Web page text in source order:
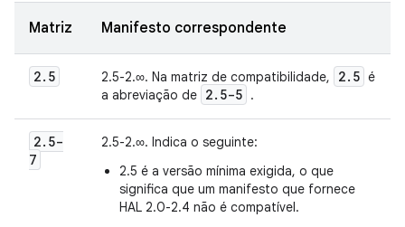
Matriz Manifesto correspondente
2. 5 2.5-2.∞. Na matriz de compatibilidade, 2. 5 é
a abreviação de 2. 5-5 .
2. 5-
7
2.5-2.∞. Indica o seguinte:
2.5 é a versão mínima exigida, o que
significa que um manifesto que fornece
HAL 2.0-2.4 não é compatível.